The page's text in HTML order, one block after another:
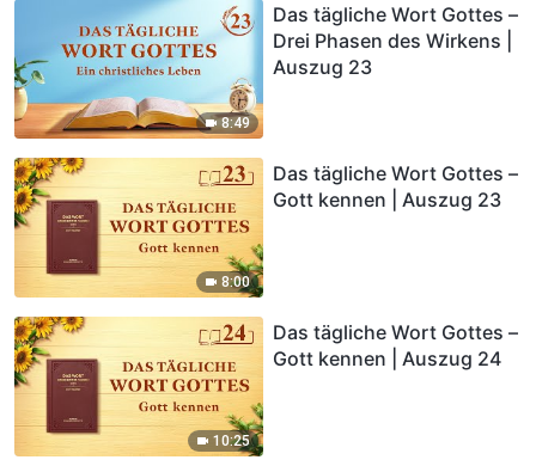
8:49
Das tägliche Wort Gottes –
Drei Phasen des Wirkens |
Auszug 23
8:00
Das tägliche Wort Gottes –
Gott kennen | Auszug 23
10:25
Das tägliche Wort Gottes –
Gott kennen | Auszug 24